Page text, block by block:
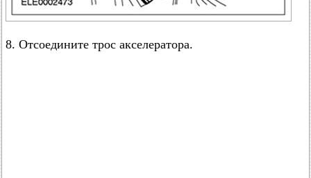
8. Отсоедините трос акселератора.